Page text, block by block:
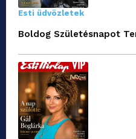
Esti üdvözletek
Boldog Születésnapot